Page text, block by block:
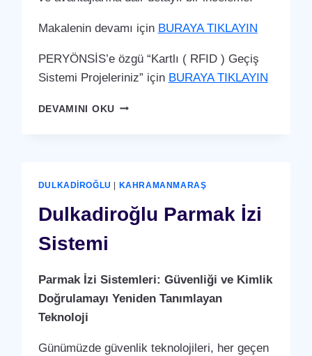
Makalenin devamı için BURAYA TIKLAYIN
PERYÖNSİS’e özgü “Kartlı ( RFID ) Geçiş
Sistemi Projeleriniz” için BURAYA TIKLAYIN
DEVAMINI OKUDULKADIROĞLU
SISTEMI
DULKADIROĞLU | KAHRAMANMARAŞ
Dulkadiroğlu Parmak İzi
Sistemi
Parmak İzi Sistemleri: Güvenliği ve Kimlik
Doğrulamayı Yeniden Tanımlayan
Teknoloji
Günümüzde güvenlik teknolojileri, her geçen